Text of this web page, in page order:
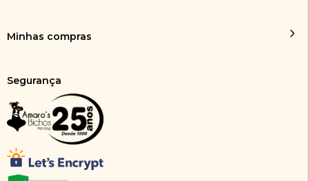
Minhas compras
Segurança